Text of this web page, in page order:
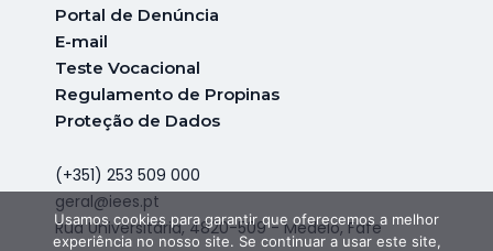
Portal de Denúncia
E-mail
Teste Vocacional
Regulamento de Propinas
Proteção de Dados
(+351) 253 509 000
geral@iees.pt
Rua Universitária, 4820-509 - Medelo, Fafe
Usamos cookies para garantir que oferecemos a melhor
experiência no nosso site. Se continuar a usar este site,